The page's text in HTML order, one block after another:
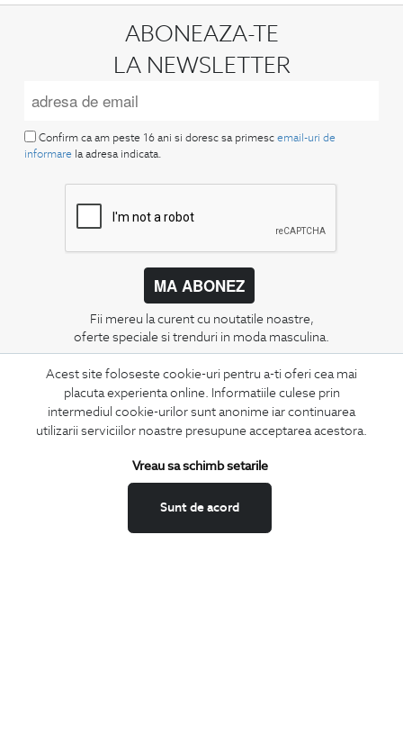
Acest site foloseste cookie-uri pentru a-ti oferi cea mai
placuta experienta online. Informatiile culese prin
intermediul cookie-urilor sunt anonime iar continuarea
utilizarii serviciilor noastre presupune acceptarea acestora.
Sunt de acord
Vreau sa schimb setarile
ABONEAZA-TE
LA NEWSLETTER
Confirm ca am peste 16 ani si doresc sa primesc email-uri de
informare la adresa indicata.
MA ABONEZ
Fii mereu la curent cu noutatile noastre,
oferte speciale si trenduri in moda masculina.
CONCIERGE
Termeni si conditii
Schimburi si retur
ANPC